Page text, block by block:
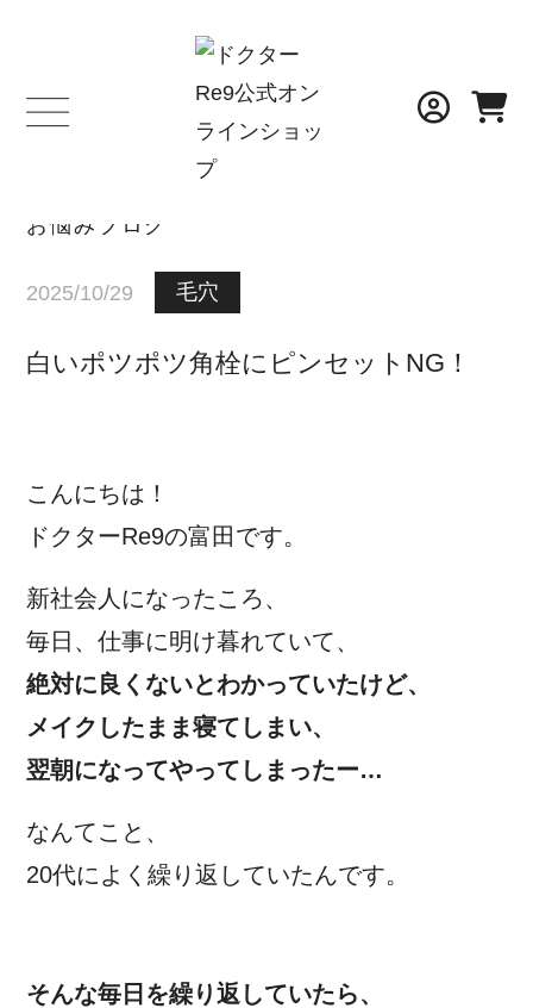
BLOG
お悩みブログ
2025/10/29 毛穴
白いポツポツ角栓にピンセットNG！
こんにちは！
ドクターRe9の富田です。
新社会人になったころ、
毎日、仕事に明け暮れていて、
絶対に良くないとわかっていたけど、
メイクしたまま寝てしまい、
翌朝になってやってしまったー…
なんてこと、
20代によく繰り返していたんです。
そんな毎日を繰り返していたら、